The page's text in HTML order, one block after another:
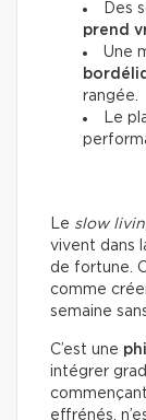
Des
prend
Une
rangée.
Le
Le slow
vivent dans
de fortune.
comme
semaine
C’est une
intégrer
effrénés,